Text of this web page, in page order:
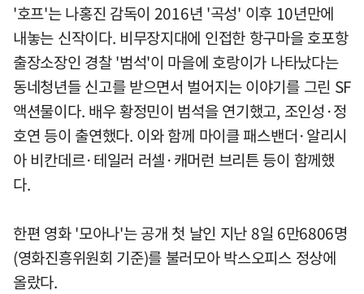
'호프'는 나홍진 감독이 2016년 '곡성' 이후 10년만에
내놓는 신작이다. 비무장지대에 인접한 항구마을 호포항
출장소장인 경찰 '범석'이 마을에 호랑이가 나타났다는
동네청년들 신고를 받으면서 벌어지는 이야기를 그린 SF
액션물이다. 배우 황정민이 범석을 연기했고, 조인성·정
호연 등이 출연했다. 이와 함께 마이클 패스밴더·알리시
아 비칸데르·테일러 러셀·캐머런 브리튼 등이 함께했
다.
한편 영화 '모아나'는 공개 첫 날인 지난 8일 6만6806명
(영화진흥위원회 기준)를 불러모아 박스오피스 정상에
올랐다.